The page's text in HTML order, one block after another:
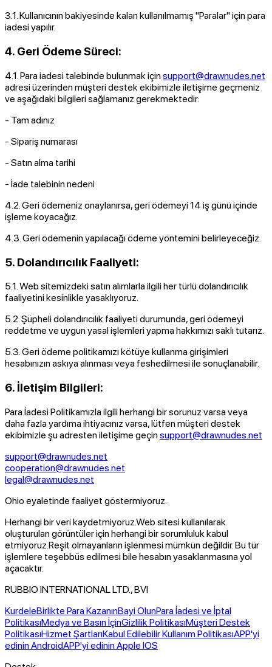
3.1. Kullanıcının bakiyesinde kalan kullanılmamış "Paralar" için para
iadesi yapılır.
4. Geri Ödeme Süreci:
4.1. Para iadesi talebinde bulunmak içinsupport@drawnudes.net
adresi üzerinden müşteri destek ekibimizle iletişime geçmeniz
ve aşağıdaki bilgileri sağlamanız gerekmektedir:
- Tam adınız
- Sipariş numarası
- Satın alma tarihi
- İade talebinin nedeni
4.2. Geri ödemeniz onaylanırsa, geri ödemeyi 14 iş günü içinde
işleme koyacağız.
4.3. Geri ödemenin yapılacağı ödeme yöntemini belirleyeceğiz.
5. Dolandırıcılık Faaliyeti:
5.1. Web sitemizdeki satın alımlarla ilgili her türlü dolandırıcılık
faaliyetini kesinlikle yasaklıyoruz.
5.2. Şüpheli dolandırıcılık faaliyeti durumunda, geri ödemeyi
reddetme ve uygun yasal işlemleri yapma hakkımızı saklı tutarız.
5.3. Geri ödeme politikamızı kötüye kullanma girişimleri
hesabınızın askıya alınması veya feshedilmesi ile sonuçlanabilir.
6. İletişim Bilgileri:
Para İadesi Politikamızla ilgili herhangi bir sorunuz varsa veya
daha fazla yardıma ihtiyacınız varsa, lütfen müşteri destek
ekibimizle şu adresten iletişime geçinsupport@drawnudes.net
support@drawnudes.net
cooperation@drawnudes.net
legal@drawnudes.net
Ohio eyaletinde faaliyet göstermiyoruz.
Herhangi bir veri kaydetmiyoruz.Web sitesi kullanılarak
oluşturulan görüntüler için herhangi bir sorumluluk kabul
etmiyoruz. Reşit olmayanların işlenmesi mümkün değildir. Bu tür
işlemlere teşebbüs edilmesi bile hesabın yasaklanmasına yol
açacaktır.
RUBBIO INTERNATIONAL LTD., BVI
KurdeleBirlikte Para KazanınBayi OlunPara İadesi ve İptal
PolitikasıMedya ve Basın İçinGizlilik PolitikasıMüşteri Destek
PolitikasıHizmet ŞartlarıKabul Edilebilir Kullanım PolitikasıAPP'yi
edinin AndroidAPP'yi edinin Apple IOS